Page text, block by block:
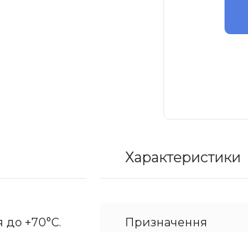
+70°C.
Характеристики
Призначення